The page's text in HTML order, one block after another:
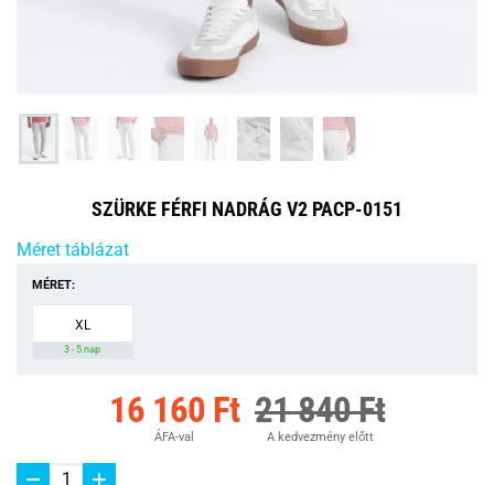
SZÜRKE FÉRFI NADRÁG V2 PACP-0151
Méret táblázat
MÉRET:
XL
3 - 5 nap
16 160 Ft
ÁFA-val
21 840 Ft
A kedvezmény előtt